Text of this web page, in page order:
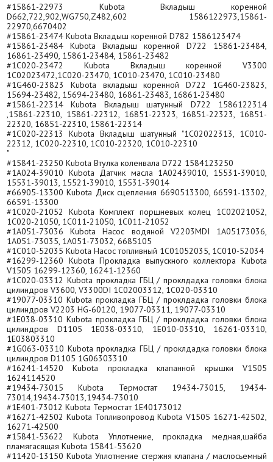
#15861-22973 Kubota Вкладыш коренной
D662,722,902,WG750,Z482,602 1586122973,15861-
22970,6670402
#15861-23474 Kubota Вкладыш коренной D782 1586123474
#15861-23484 Kubota Вкладыш коренной D722 15861-23484,
16861-23490, 15861-23484, 15861-23482
#1C020-23472 Kubota Вкладыш коренной V3300
1C02023472,1C020-23470, 1C010-23470, 1C010-23480
#1G460-23823 Kubota вкладыш коренной D722 1G460-23823,
15694-23482, 15694-23480, 16861-23483, 16861-23480
#15861-22314 Kubota Вкладыш шатунный D722 1586122314
,15861-22310, 15861-22312, 16851-22323, 16851-22323, 16851-
22320, 16851-22310, 15861-22314
#1C020-22313 Kubota Вкладыш шатунный "1С02022313, 1C010-
22312, 1C020-22310, 1C010-22320, 1C010-22310
"
#15841-23250 Kubota Втулка коленвала D722 1584123250
#1A024-39010 Kubota Датчик масла 1A02439010, 15531-39010,
15531-39013, 15521-39010, 15531-39014
#66905-13300 Kubota Диск сцепления 6690513300, 66591-13302,
66591-13300
#1C020-21052 Kubota Комплект поршневых колец 1C02021052,
1C020-21050, 1C011-21050, 1C011-21052
#1A051-73036 Kubota Насос водяной V2203MDI 1A05173036,
1A051-73035, 1A051-73032, 6685105
#1C010-52035 Kubota Насос топливный 1C01052035, 1C010-52034
#16299-12360 Kubota Прокладка выпускного коллектора Kubota
V1505 16299-12360, 16241-12360
#1C020-03312 Kubota прокладка ГБЦ / проклдадка головки блока
цилиндров V3600, V3300DI 1C02003312, 1C020-03310
#19077-03310 Kubota прокладка ГБЦ / проклдадка головки блока
цилиндров V2203 HG-60120, 19077-03311, 19077-03310
#1E038-03310 Kubota прокладка ГБЦ / проклдадка головки блока
цилиндров D1105 1E038-03310, 1E010-03310, 16261-03310,
1E03803310
#1G063-03310 Kubota прокладка ГБЦ / проклдадка головки блока
цилиндров D1105 1G06303310
#16241-14520 Kubota прокладка клапанной крышки V1505
1624114520
#19434-73015 Kubota Термостат 19434-73015, 19434-
73014,19434-73013,19434-73010
#1E401-73012 Kubota Термостат 1E40173012
#16271-42502 Kubota Топливопровод Kubota V1505 16271-42502,
16271-42500
#15841-53622 Kubota Уплотнение, прокладка медная,шайба
пламягасящая Kubota 15841-53620
#11420-13150 Kubota Уплотнение стержня клапана / маслосьемный